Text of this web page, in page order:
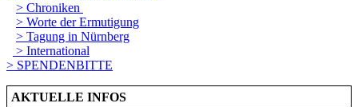
> Chroniken
> Worte der Ermutigung
> Tagung in Nürnberg
> International
> SPENDENBITTE
AKTUELLE INFOS